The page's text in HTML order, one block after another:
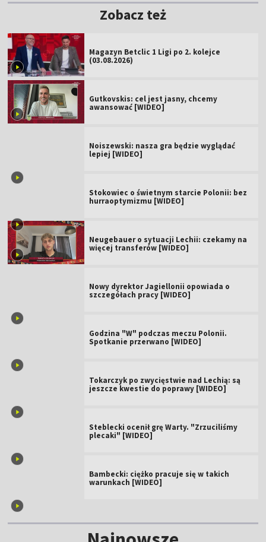
Zobacz też
Magazyn Betclic 1 Ligi po 2. kolejce
(03.08.2026)
Gutkovskis: cel jest jasny, chcemy
awansować [WIDEO]
Noiszewski: nasza gra będzie wyglądać
lepiej [WIDEO]
Stokowiec o świetnym starcie Polonii: bez
hurraoptymizmu [WIDEO]
Neugebauer o sytuacji Lechii: czekamy na
więcej transferów [WIDEO]
Nowy dyrektor Jagiellonii opowiada o
szczegółach pracy [WIDEO]
Godzina "W" podczas meczu Polonii.
Spotkanie przerwano [WIDEO]
Tokarczyk po zwycięstwie nad Lechią: są
jeszcze kwestie do poprawy [WIDEO]
Steblecki ocenił grę Warty. "Zrzuciliśmy
plecaki" [WIDEO]
Bambecki: ciężko pracuje się w takich
warunkach [WIDEO]